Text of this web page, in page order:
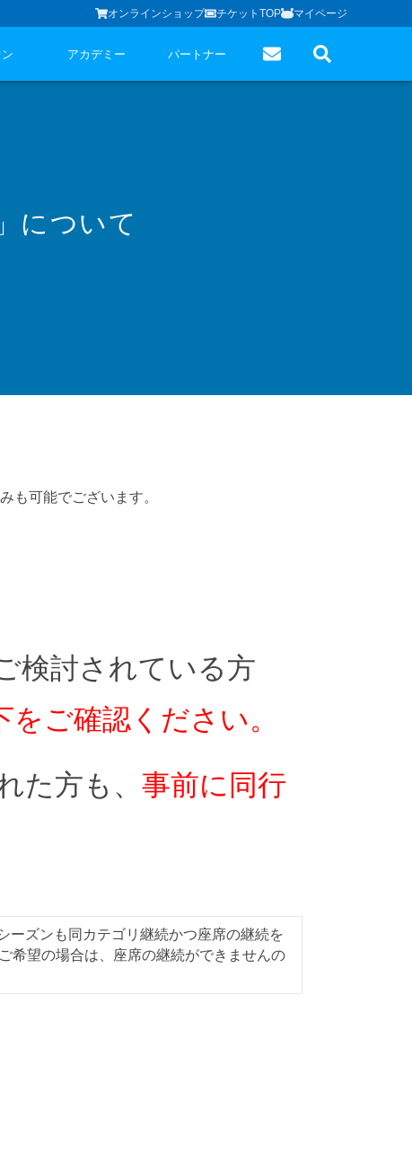
オンラインショップ チケットTOP マイページ
アカデミー パートナー
について
も可能でございます。
検討されている方
ご確認ください。
た方も 、 事前に同行
ズンも同カテゴリ継続かつ座席の継続を
希望の場合は、座席の継続ができませんの